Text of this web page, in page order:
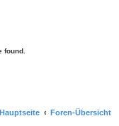
found.
Foren-Übersicht